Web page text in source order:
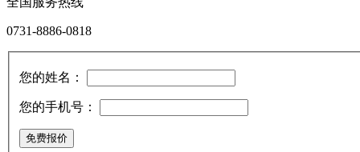
0731-8886-0818
您的姓名：
您的手机号：
免费报价